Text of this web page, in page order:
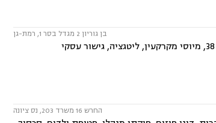
בן גוריון 2 מגדל בסר 1, רמת-גן
החרש 16 משרד 203, נס ציונה